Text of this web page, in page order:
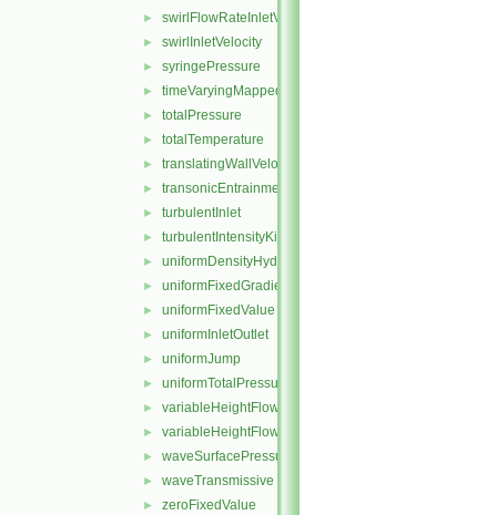
► swirlFlowRateInletVelocity
► swirlInletVelocity
► syringePressure
► timeVaryingMappedFixedValue
► totalPressure
► totalTemperature
► translatingWallVelocity
► transonicEntrainmentPressure
► turbulentInlet
► turbulentIntensityKineticEnergyInlet
► uniformDensityHydrostaticPressure
► uniformFixedGradient
► uniformFixedValue
► uniformInletOutlet
► uniformJump
► uniformTotalPressure
► variableHeightFlowRate
► variableHeightFlowRateInletVelocity
► waveSurfacePressure
► waveTransmissive
► zeroFixedValue